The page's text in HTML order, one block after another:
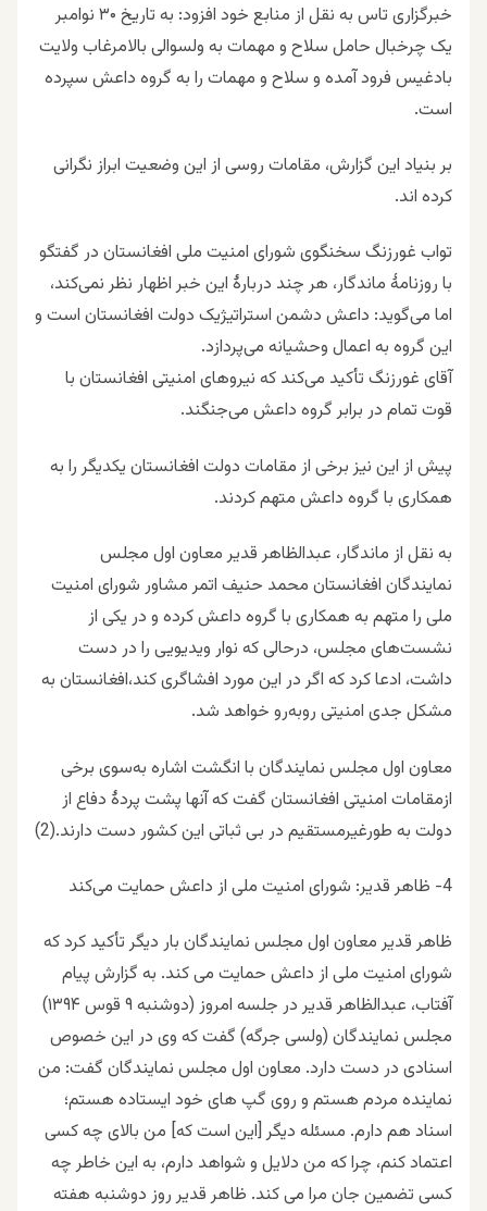
خبرگزاری تاس به‌ نقل از منابع خود افزود: به تاریخ ۳۰ نوامبر
یک چرخبال حامل سلاح و مهمات به ولسوالی بالامرغاب ولایت
بادغیس فرود آمده و سلاح و مهمات را به گروه داعش سپرده
است.
بر بنیاد این گزارش، مقامات روسی از این وضعیت ابراز نگرانی
کرده اند.
تواب غورزنگ سخنگوی شورای امنیت ملی افغانستان در گفتگو
با روزنامۀ ماندگار، هر چند دربارۀ این خبر اظهار نظر نمی‌کند،
اما می‌گوید: داعش دشمن استراتیژیک دولت افغانستان است و
این گروه به اعمال وحشیانه می‌پردازد.
آقای غورزنگ تأکید می‌کند که نیروهای امنیتی افغانستان با
قوت تمام در برابر گروه داعش می‌جنگند.
پیش از این نیز برخی از مقامات دولت افغانستان یکدیگر را به
همکاری با گروه داعش متهم کردند.
به نقل از ماندگار، عبدالظاهر قدیر معاون اول مجلس
نمایندگان افغانستان محمد حنیف اتمر مشاور شورای امنیت
ملی را متهم به همکاری با گروه داعش کرده و در یکی از
نشست‌های مجلس، درحالی که نوار ویدیویی را در دست
داشت، ادعا کرد که اگر در این مورد افشاگری کند،افغانستان به
مشکل جدی امنیتی روبه‌رو خواهد شد.
معاون اول مجلس نمایندگان با انگشت اشاره به‌سوی برخی
ازمقامات امنیتی افغانستان گفت که آنها پشت پردۀ دفاع از
دولت به طورغیرمستقیم در بی ثباتی این کشور دست دارند.(2)
4- ظاهر قدیر: شورای امنیت ملی از داعش حمایت می‌کند
ظاهر قدیر معاون اول مجلس نمایندگان بار دیگر تأکید کرد که
شورای امنیت ملی از داعش حمایت می کند. به گزارش پیام
آفتاب، عبدالظاهر قدیر در جلسه امروز (دوشنبه ۹ قوس ۱۳۹۴)
مجلس نمایندگان (ولسی جرگه) گفت که وی در این خصوص
اسنادی در دست دارد. معاون اول مجلس نمایندگان گفت: من
نماینده مردم هستم و روی گپ های خود ایستاده هستم؛
اسناد هم دارم. مسئله دیگر [این است که] من بالای چه کسی
اعتماد کنم، چرا که من دلایل و شواهد دارم، به این خاطر چه
کسی تضمین جان مرا می کند. ظاهر قدیر روز دوشنبه هفته